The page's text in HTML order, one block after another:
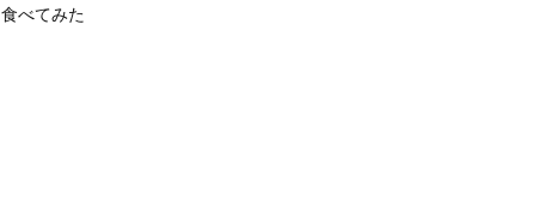
食べてみた